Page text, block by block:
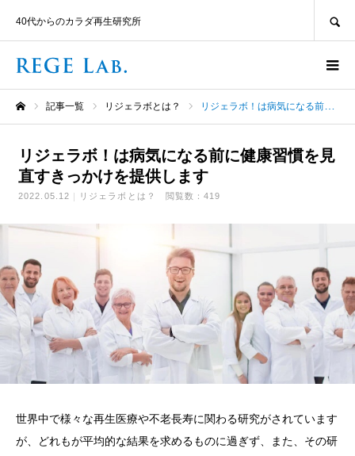
40代からのカラダ再生研究所
記事一覧 リジェラボとは？ リジェラボ！は病気になる前に健康習慣を見直すきっかけを提供します
リジェラボ！は病気になる前に健康習慣を見
直すきっかけを提供します
2022.05.12 リジェラボとは？ 閲覧数：419
世界中で様々な再生医療や不老長寿に関わる研究がされています
が、どれもが平均的な結果を求めるものに過ぎず、また、その研